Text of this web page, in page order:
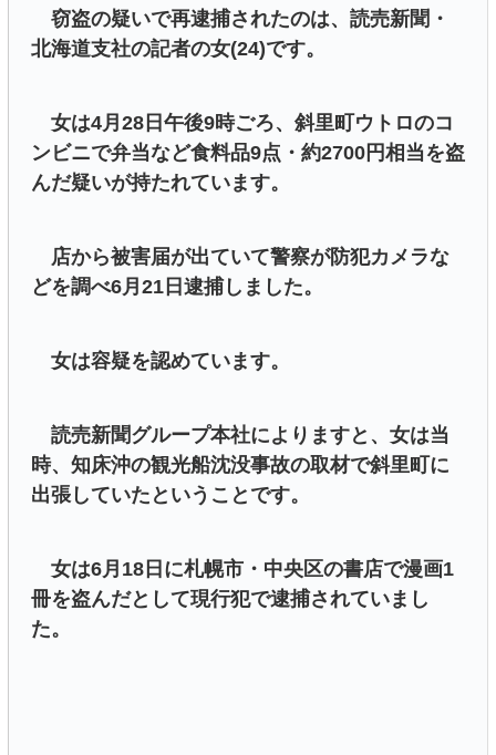
窃盗の疑いで再逮捕されたのは、読売新聞・
北海道支社の記者の女(24)です。
女は4月28日午後9時ごろ、斜里町ウトロのコ
ンビニで弁当など食料品9点・約2700円相当を盗
んだ疑いが持たれています。
店から被害届が出ていて警察が防犯カメラな
どを調べ6月21日逮捕しました。
女は容疑を認めています。
読売新聞グループ本社によりますと、女は当
時、知床沖の観光船沈没事故の取材で斜里町に
出張していたということです。
女は6月18日に札幌市・中央区の書店で漫画1
冊を盗んだとして現行犯で逮捕されていまし
た。